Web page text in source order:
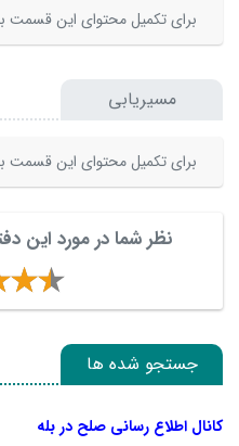
برای تکمیل محتوای این قسمت
مسیریابی
برای تکمیل محتوای این قسمت
نظر شما در مورد این
جستجو شده ها
کانال اطلاع رسانی صلح در بله